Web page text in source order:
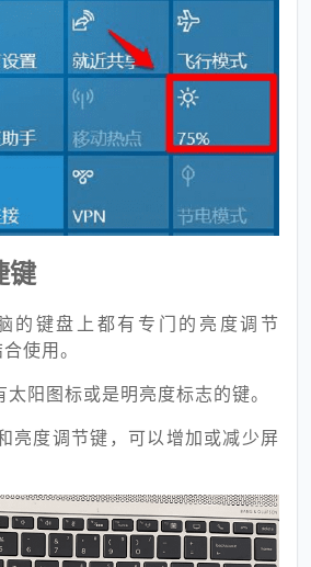
键
的键盘上都有专门的亮度调节
合使用。
太阳图标或是明亮度标志的键。
亮度调节键，可以增加或减少屏